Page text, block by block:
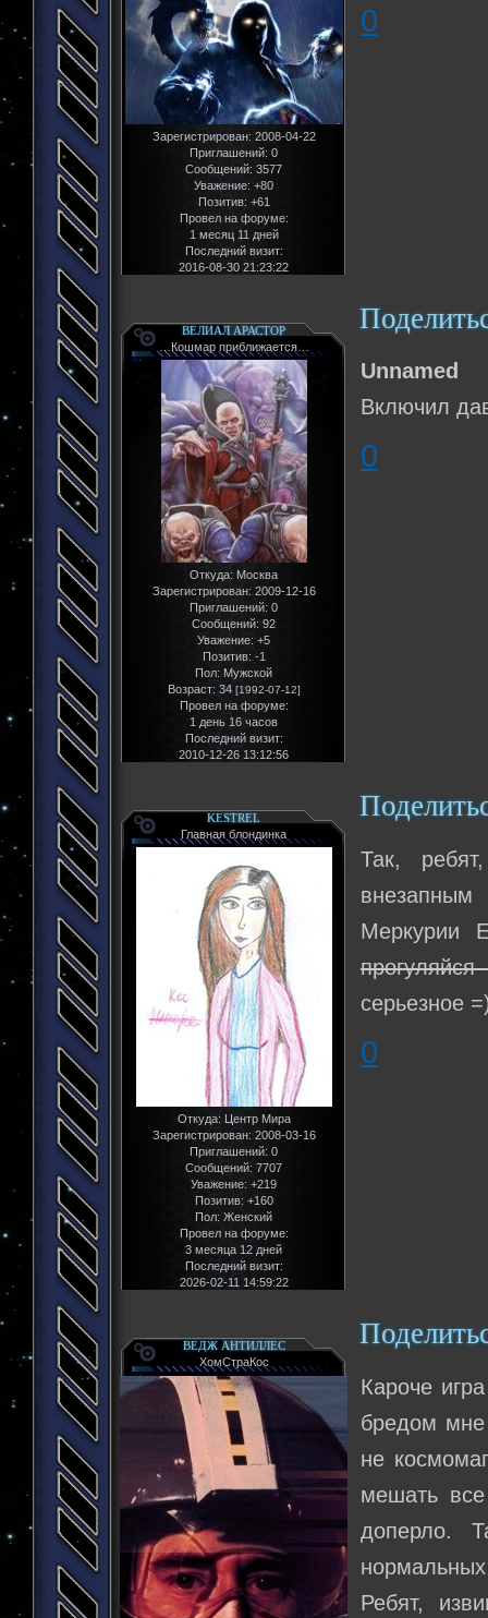
Зарегистрирован: 2008-04-22
Приглашений: 0
Сообщений: 3577
Уважение: +80
Позитив: +61
Провел на форуме:
1 месяц 11 дней
Последний визит:
2016-08-30 21:23:22
0
ВЕЛИАЛ АРАСТОР
…Кошмар приближается…
Откуда:Москва
Зарегистрирован: 2009-12-16
Приглашений: 0
Сообщений: 92
Уважение: +5
Позитив: -1
Пол: Мужской
Возраст: 34 [1992-07-12]
Провел на форуме:
1 день 16 часов
Последний визит:
2010-12-26 13:12:56
Unnamed
Включил
0
KESTREL
Главная блондинка
Откуда:Центр Мира
Зарегистрирован: 2008-03-16
Приглашений: 0
Сообщений: 7707
Уважение: +219
Позитив: +160
Пол:Женский
Провел на форуме:
3 месяца 12 дней
Последний визит:
2026-02-11 14:59:22
Так,
Меркурии
серьезное
0
ВЕДЖ АНТИЛЛЕС
ХомСтраКос
Кароче
бредом
не
мешать
доперло.
Ребят,